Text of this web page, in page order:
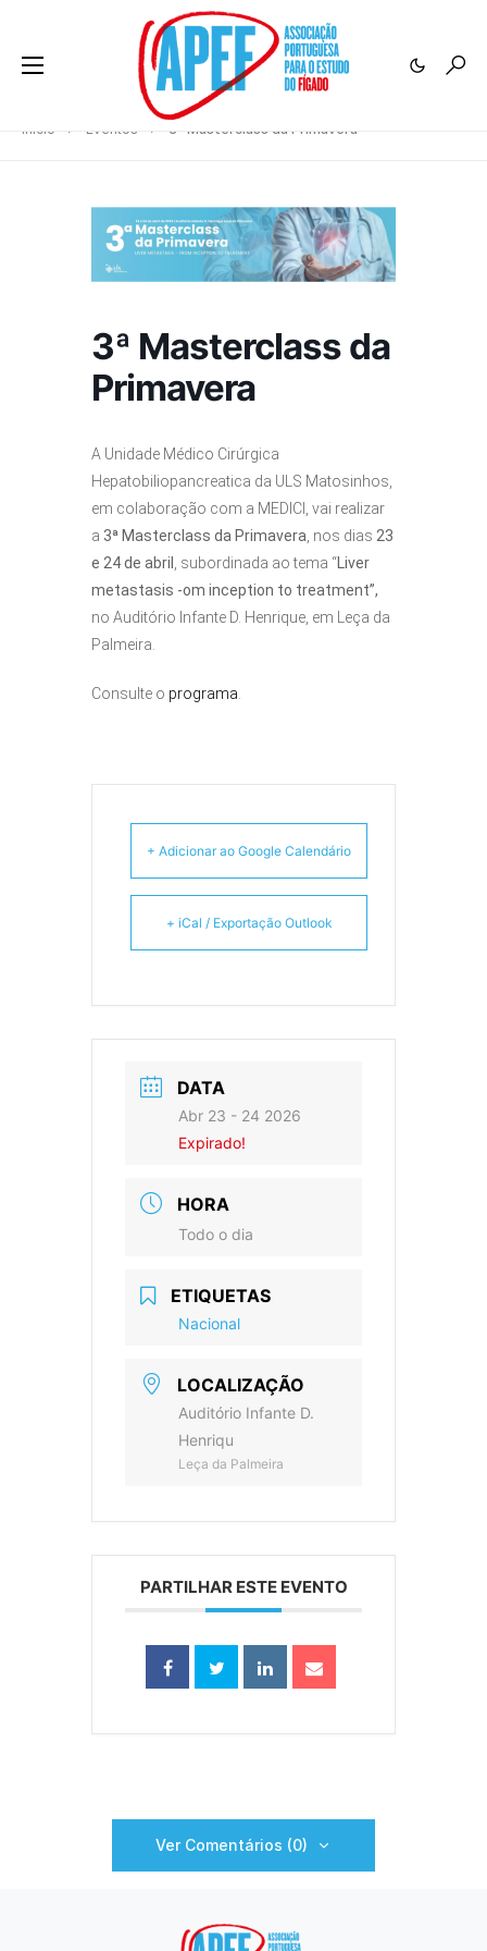
Início Eventos 3ª Masterclass da Primavera
3ª Masterclass da
Primavera
A Unidade Médico Cirúrgica
Hepatobiliopancreatica da ULS Matosinhos,
em colaboração com a MEDICI, vai realizar
a 3ª Masterclass da Primavera , nos dias 23
e 24 de abril
, subordinada ao tema “ Liver
metastasis -om inception to treatment”,
no Auditório Infante D. Henrique, em Leça da
Palmeira.
Consulte o programa
+ Adicionar ao Google Calendário
+ iCal / Exportação Outlook
DATA
Abr 23 - 24 2026
Expirado!
HORA
Todo o dia
ETIQUETAS
Nacional
LOCALIZAÇÃO
Auditório Infante D.
Henriqu
Leça da Palmeira
PARTILHAR ESTE EVENTO
Ver Comentários (0)